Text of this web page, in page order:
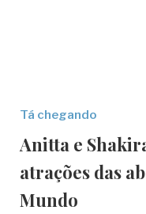
Tá chegando
Anitta e
atrações das
Mundo